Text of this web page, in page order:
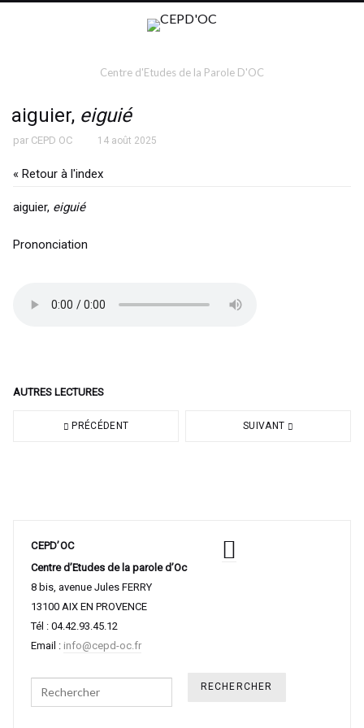
Centre d'Etudes de la Parole D'OC
aiguier, eiguié
par CEPD OC 14 août 2025
« Retour à l'index
aiguier, eiguié
Prononciation
AUTRES LECTURES
PRÉCÉDENT SUIVANT
CEPD’OC
Centre d’Etudes de la parole d’Oc
8 bis, avenue Jules FERRY
13100 AIX EN PROVENCE
Tél : 04.42.93.45.12
Email : info@cepd-oc.fr
Search